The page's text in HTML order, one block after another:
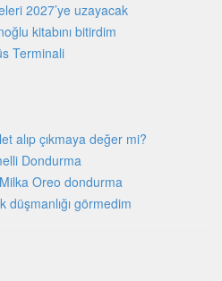
2027’ye uzayacak
kitabını bitirdim
Terminali
alıp çıkmaya değer mi?
Dondurma
Oreo dondurma
düşmanlığı görmedim